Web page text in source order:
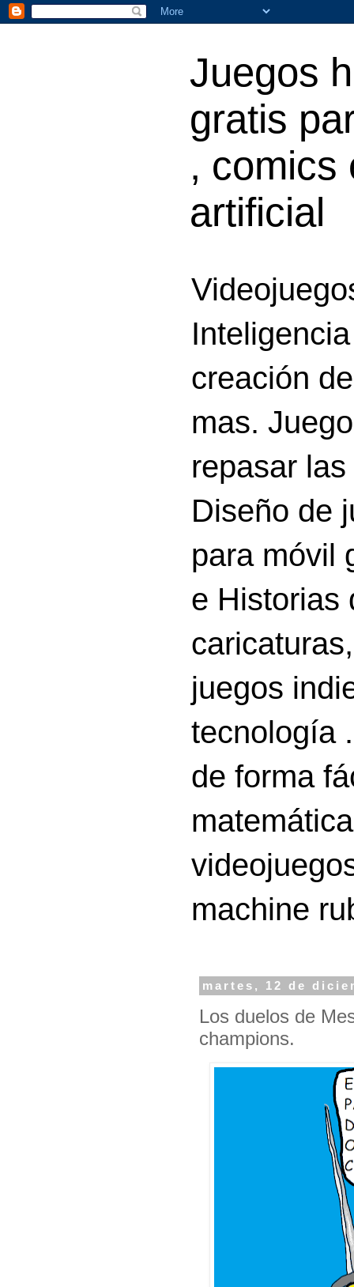
Juegos
gratis
, comics
artificial
creación
mas.
repasar
Diseño de
para móvil
e Historias
juegos
tecnología
de forma
machine
martes, 12 de
Los duelos de
champions.